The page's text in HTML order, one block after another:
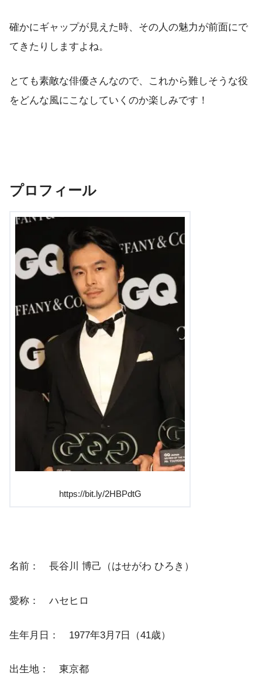
確かにギャップが見えた時、その人の魅力が前面にで
てきたりしますよね。
とても素敵な俳優さんなので、これから難しそうな役
をどんな風にこなしていくのか楽しみです！
プロフィール
https://bit.ly/2HBPdtG
名前： 長谷川 博己（はせがわ ひろき）
愛称： ハセヒロ
生年月日： 1977年3月7日（41歳）
出生地： 東京都